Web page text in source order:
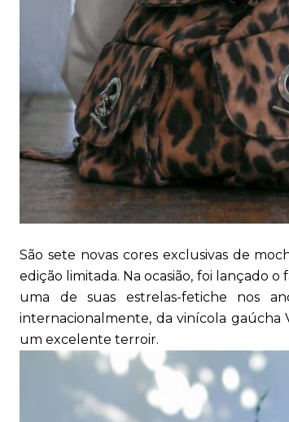
São sete novas cores exclusivas de
edição limitada. Na ocasião, foi lançado
uma de suas estrelas-fetiche nos
internacionalmente, da vinícola
um excelente